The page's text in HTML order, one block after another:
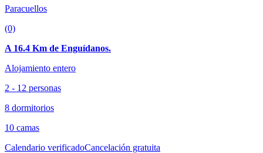
Paracuellos
(0)
A 16.4 Km de Enguídanos.
Alojamiento entero
2 - 12 personas
8 dormitorios
10 camas
Calendario verificadoCancelación gratuita